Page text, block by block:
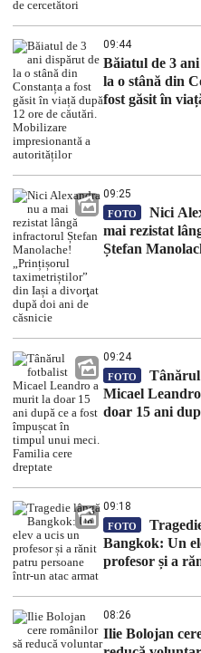
09:44
Băiatul de 3
la o stână din
fost găsit în
09:25
FOTO
Nici
mai rezistat
Ștefan
09:24
FOTO
Micael
doar 15 ani
09:18
FOTO
Bangkok: Un
profesor și a
08:26
Ilie Bolojan